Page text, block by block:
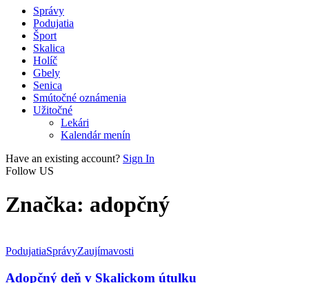
Správy
Podujatia
Šport
Skalica
Holíč
Gbely
Senica
Smútočné oznámenia
Užitočné
Lekári
Kalendár menín
Have an existing account? Sign In
Follow US
Značka: adopčný
PodujatiaSprávyZaujímavosti
Adopčný deň v Skalickom útulku